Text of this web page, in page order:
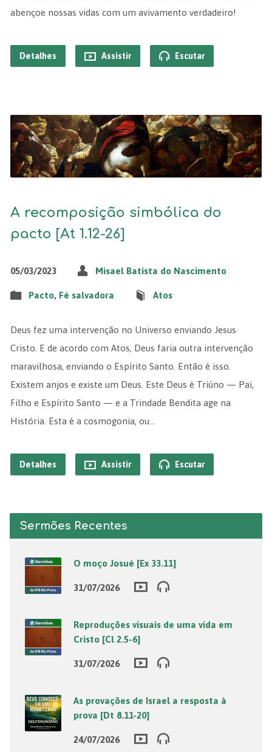
abençoe nossas vidas com um avivamento verdadeiro!
Detalhes Assistir Escutar
A recomposição simbólica do
pacto [At 1.12-26]
05/03/2023 Misael Batista do Nascimento
Pacto, Fé salvadora Atos
Deus fez uma intervenção no Universo enviando Jesus
Cristo. E de acordo com Atos, Deus faria outra intervenção
maravilhosa, enviando o Espírito Santo. Então é isso.
Existem anjos e existe um Deus. Este Deus é Triúno — Pai,
Filho e Espírito Santo — e a Trindade Bendita age na
História. Esta é a cosmogonia, ou…
Detalhes Assistir Escutar
Sermões Recentes
O moço Josué [Ex 33.11]
31/07/2026
Reproduções visuais de uma vida em
Cristo [Cl 2.5-6]
31/07/2026
As provações de Israel a resposta à
prova [Dt 8.11-20]
24/07/2026